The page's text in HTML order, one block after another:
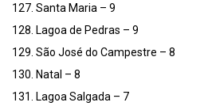
127. Santa Maria – 9
128. Lagoa de Pedras – 9
129. São José do Campestre – 8
130. Natal – 8
131. Lagoa Salgada – 7